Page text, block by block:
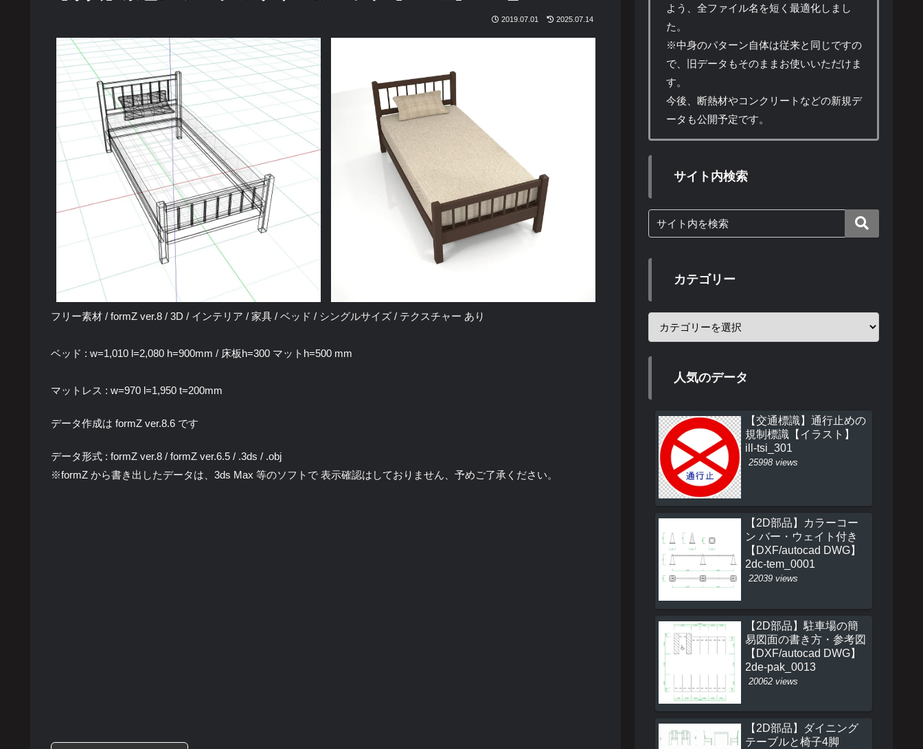
2019.07.01 2025.07.14
フリー素材 / formZ ver.8 / 3D / インテリア / 家具 / ベッド / シングルサイズ / テクスチャー あり
ベッド : w=1,010 l=2,080 h=900mm / 床板h=300 マットh=500 mm
マットレス : w=970 l=1,950 t=200mm
データ作成は formZ ver.8.6 です
データ形式 : formZ ver.8 / formZ ver.6.5 / .3ds / .obj
※formZ から書き出したデータは、3ds Max 等のソフトで 表示確認はしておりません、予めご了承ください。
よう、全ファイル名を短く最適化しまし
た。
※中身のパターン自体は従来と同じですの
で、旧データもそのままお使いいただけま
す。
今後、断熱材やコンクリートなどの新規デ
ータも公開予定です。
サイト内検索
カテゴリー
人気のデータ
【交通標識】通行止めの
規制標識【イラスト】
ill-tsi_301
25998 views
【2D部品】カラーコー
ン バー・ウェイト付き
【DXF/autocad DWG】
2dc-tem_0001
22039 views
【2D部品】駐車場の簡
易図面の書き方・参考図
【DXF/autocad DWG】
2de-pak_0013
20062 views
【2D部品】ダイニング
テーブルと椅子4脚